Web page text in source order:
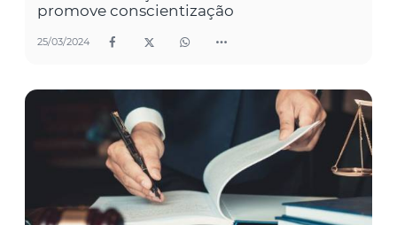
promove conscientização
25/03/2024